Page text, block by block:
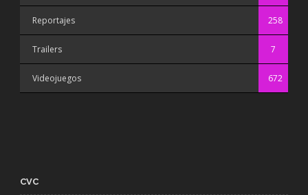
Reportajes 258
Trailers 7
Videojuegos 672
CVC